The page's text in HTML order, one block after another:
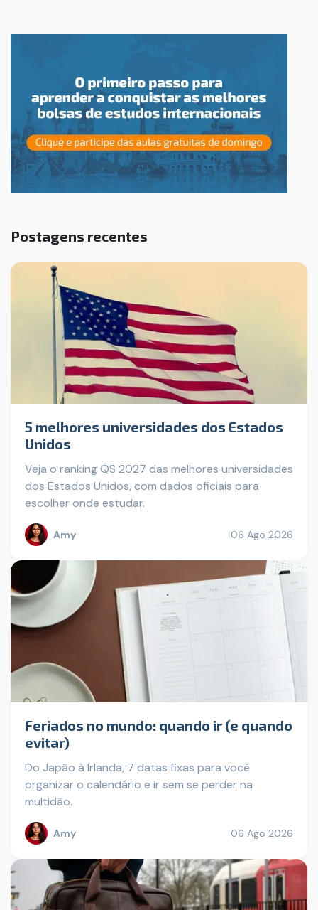
Postagens recentes
5 melhores universidades dos Estados
Unidos
Veja o ranking QS 2027 das melhores universidades
dos Estados Unidos, com dados oficiais para
escolher onde estudar.
Amy 06 Ago 2026
Feriados no mundo: quando ir (e quando
evitar)
Do Japão à Irlanda, 7 datas fixas para você
organizar o calendário e ir sem se perder na
multidão.
Amy 06 Ago 2026